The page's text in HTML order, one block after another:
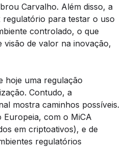
Carvalho. Além disso, a
para testar o uso
controlado, o que
visão de valor na inovação,
hoje uma regulação
Contudo, a
mostra caminhos possíveis.
Europeia, com o MiCA
em criptoativos), e de
regulatórios